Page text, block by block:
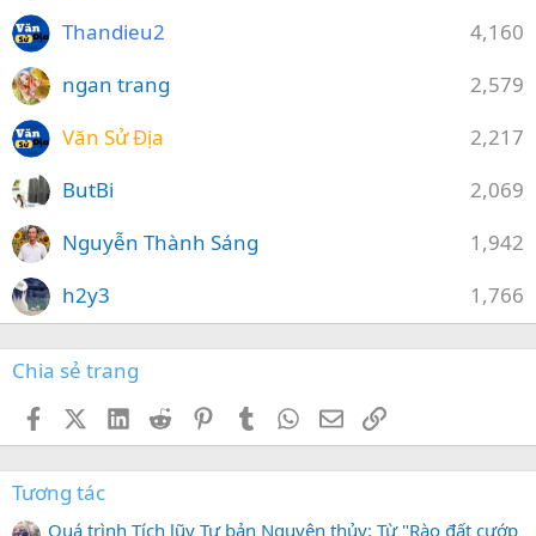
4,160
Thandieu2
2,579
ngan trang
2,217
Văn Sử Địa
2,069
ButBi
1,942
Nguyễn Thành Sáng
1,766
h2y3
Chia sẻ trang
FacebookX (Twitter)
LinkedIn
Reddit PinterestTumblr WhatsApp
EmailLink
Tương tác
Quá trình Tích lũy Tư bản Nguyên thủy: Từ "Rào đất cướp